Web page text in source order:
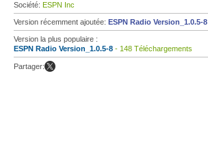
Société: ESPN Inc
Version récemment ajoutée: ESPN Radio Version_1.0.5-8
Version la plus populaire :
ESPN Radio Version_1.0.5-8 - 148 Téléchargements
Partager: